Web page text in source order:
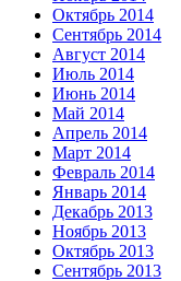
Октябрь 2014
Сентябрь 2014
Август 2014
Июль 2014
Июнь 2014
Май 2014
Апрель 2014
Март 2014
Февраль 2014
Январь 2014
Декабрь 2013
Ноябрь 2013
Октябрь 2013
Сентябрь 2013